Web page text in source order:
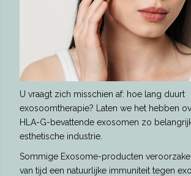
U vraagt ​​zich misschien af: hoe lang duurt
exosoomtherapie? Laten we het hebben
HLA-G-bevattende exosomen zo
esthetische industrie.
Sommige Exosome-producten
van tijd een natuurlijke immuniteit tegen